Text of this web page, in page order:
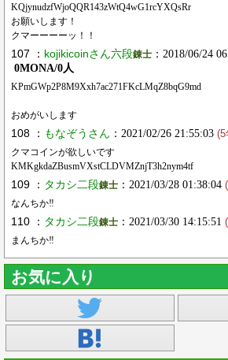
KQjynudzfWjoQQR143zWtQ4wG1rcYXQsRr
お願いします！
クマーーーーッ！！
107 ： kojikicoinさん六段錬士 ：2018/06/24
0MONA/0人
KPmGWp2P8M9Xxh7ac271FKcLMqZ8bqG9md
おめがいします
108 ： もなぞうさん ：2021/02/26 21:55:03 (5
クマコインが欲しいです
KMKgkdaZBusmVXstCLDVMZnjT3h2nym4tf
109 ： タカシ二段錬士 ：2021/03/28 01:38:04
なんちか‼️
110 ： タカシ二段錬士 ：2021/03/30 14:15:51
まんちか‼️
お気に入り